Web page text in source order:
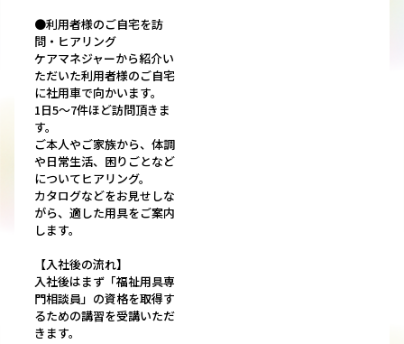
●利用者様のご自宅を訪
問・ヒアリング
ケアマネジャーから紹介い
ただいた利用者様のご自宅
に社用車で向かいます。
1日5～7件ほど訪問頂きま
す。
ご本人やご家族から、体調
や日常生活、困りごとなど
についてヒアリング。
カタログなどをお見せしな
がら、適した用具をご案内
します。
【入社後の流れ】
入社後はまず「福祉用具専
門相談員」の資格を取得す
るための講習を受講いただ
きます。